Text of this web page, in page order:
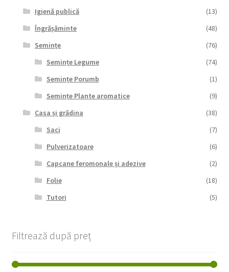
Igienă publică
(13)
Îngrășăminte
(48)
Semințe
(76)
Semințe Legume
(74)
Semințe Porumb
(1)
Semințe Plante aromatice
(9)
Casa și grădina
(38)
Saci
(7)
Pulverizatoare
(6)
Capcane feromonale și adezive
(2)
Folie
(18)
Tutori
(5)
Filtrează după preț